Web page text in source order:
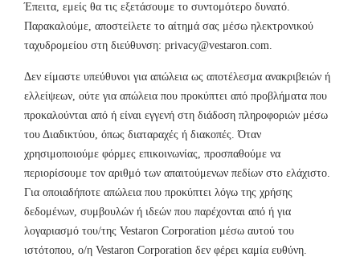
Έπειτα, εμείς θα τις εξετάσουμε το συντομότερο δυνατό.
Παρακαλούμε, αποστείλετε το αίτημά σας μέσω ηλεκτρονικού
ταχυδρομείου στη διεύθυνση: privacy@vestaron.com.
Δεν είμαστε υπεύθυνοι για απώλεια ως αποτέλεσμα ανακριβειών ή
ελλείψεων, ούτε για απώλεια που προκύπτει από προβλήματα που
προκαλούνται από ή είναι εγγενή στη διάδοση πληροφοριών μέσω
του Διαδικτύου, όπως διαταραχές ή διακοπές. Όταν
χρησιμοποιούμε φόρμες επικοινωνίας, προσπαθούμε να
περιορίσουμε τον αριθμό των απαιτούμενων πεδίων στο ελάχιστο.
Για οποιαδήποτε απώλεια που προκύπτει λόγω της χρήσης
δεδομένων, συμβουλών ή ιδεών που παρέχονται από ή για
λογαριασμό του/της Vestaron Corporation μέσω αυτού του
ιστότοπου, ο/η Vestaron Corporation δεν φέρει καμία ευθύνη.